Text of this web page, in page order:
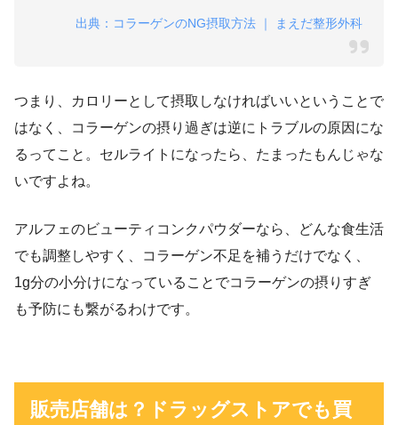
出典：コラーゲンのNG摂取方法 ｜ まえだ整形外科
つまり、カロリーとして摂取しなければいいということで
はなく、コラーゲンの摂り過ぎは逆にトラブルの原因にな
るってこと。セルライトになったら、たまったもんじゃな
いですよね。
アルフェのビューティコンクパウダーなら、どんな食生活
でも調整しやすく、コラーゲン不足を補うだけでなく、
1g分の小分けになっていることでコラーゲンの摂りすぎ
も予防にも繋がるわけです。
販売店舗は？ドラッグストアでも買